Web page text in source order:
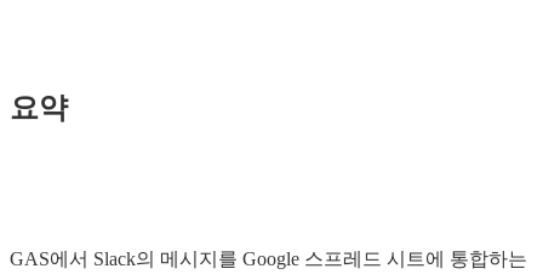
요약
GAS에서 Slack의 메시지를 Google 스프레드 시트에 통합하는